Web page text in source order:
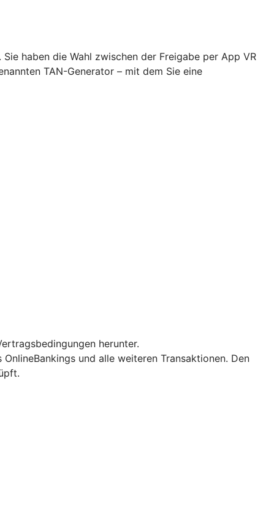
haben die Wahl zwischen der Freigabe per App VR
TAN-Generator – mit dem Sie eine
herunter.
und alle weiteren Transaktionen. Den